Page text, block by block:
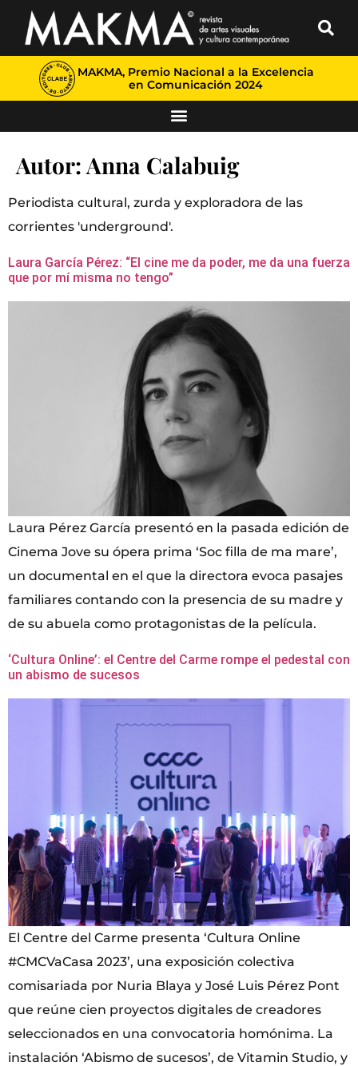
MAKMA, Premio Nacional a la Excelencia
en Comunicación 2024
Autor:Anna Calabuig
Periodista cultural, zurda y exploradora de las
corrientes 'underground'.
Laura García Pérez: “El cine me da poder, me da una fuerza
que por mí misma no tengo”
Laura Pérez García presentó en la pasada edición de
Cinema Jove su ópera prima ‘Soc filla de ma mare’,
un documental en el que la directora evoca pasajes
familiares contando con la presencia de su madre y
de su abuela como protagonistas de la película.
‘Cultura Online’: el Centre del Carme rompe el pedestal con
un abismo de sucesos
El Centre del Carme presenta ‘Cultura Online
#CMCVaCasa 2023’, una exposición colectiva
comisariada por Nuria Blaya y José Luis Pérez Pont
que reúne cien proyectos digitales de creadores
seleccionados en una convocatoria homónima. La
instalación ‘Abismo de sucesos’, de Vitamin Studio, y